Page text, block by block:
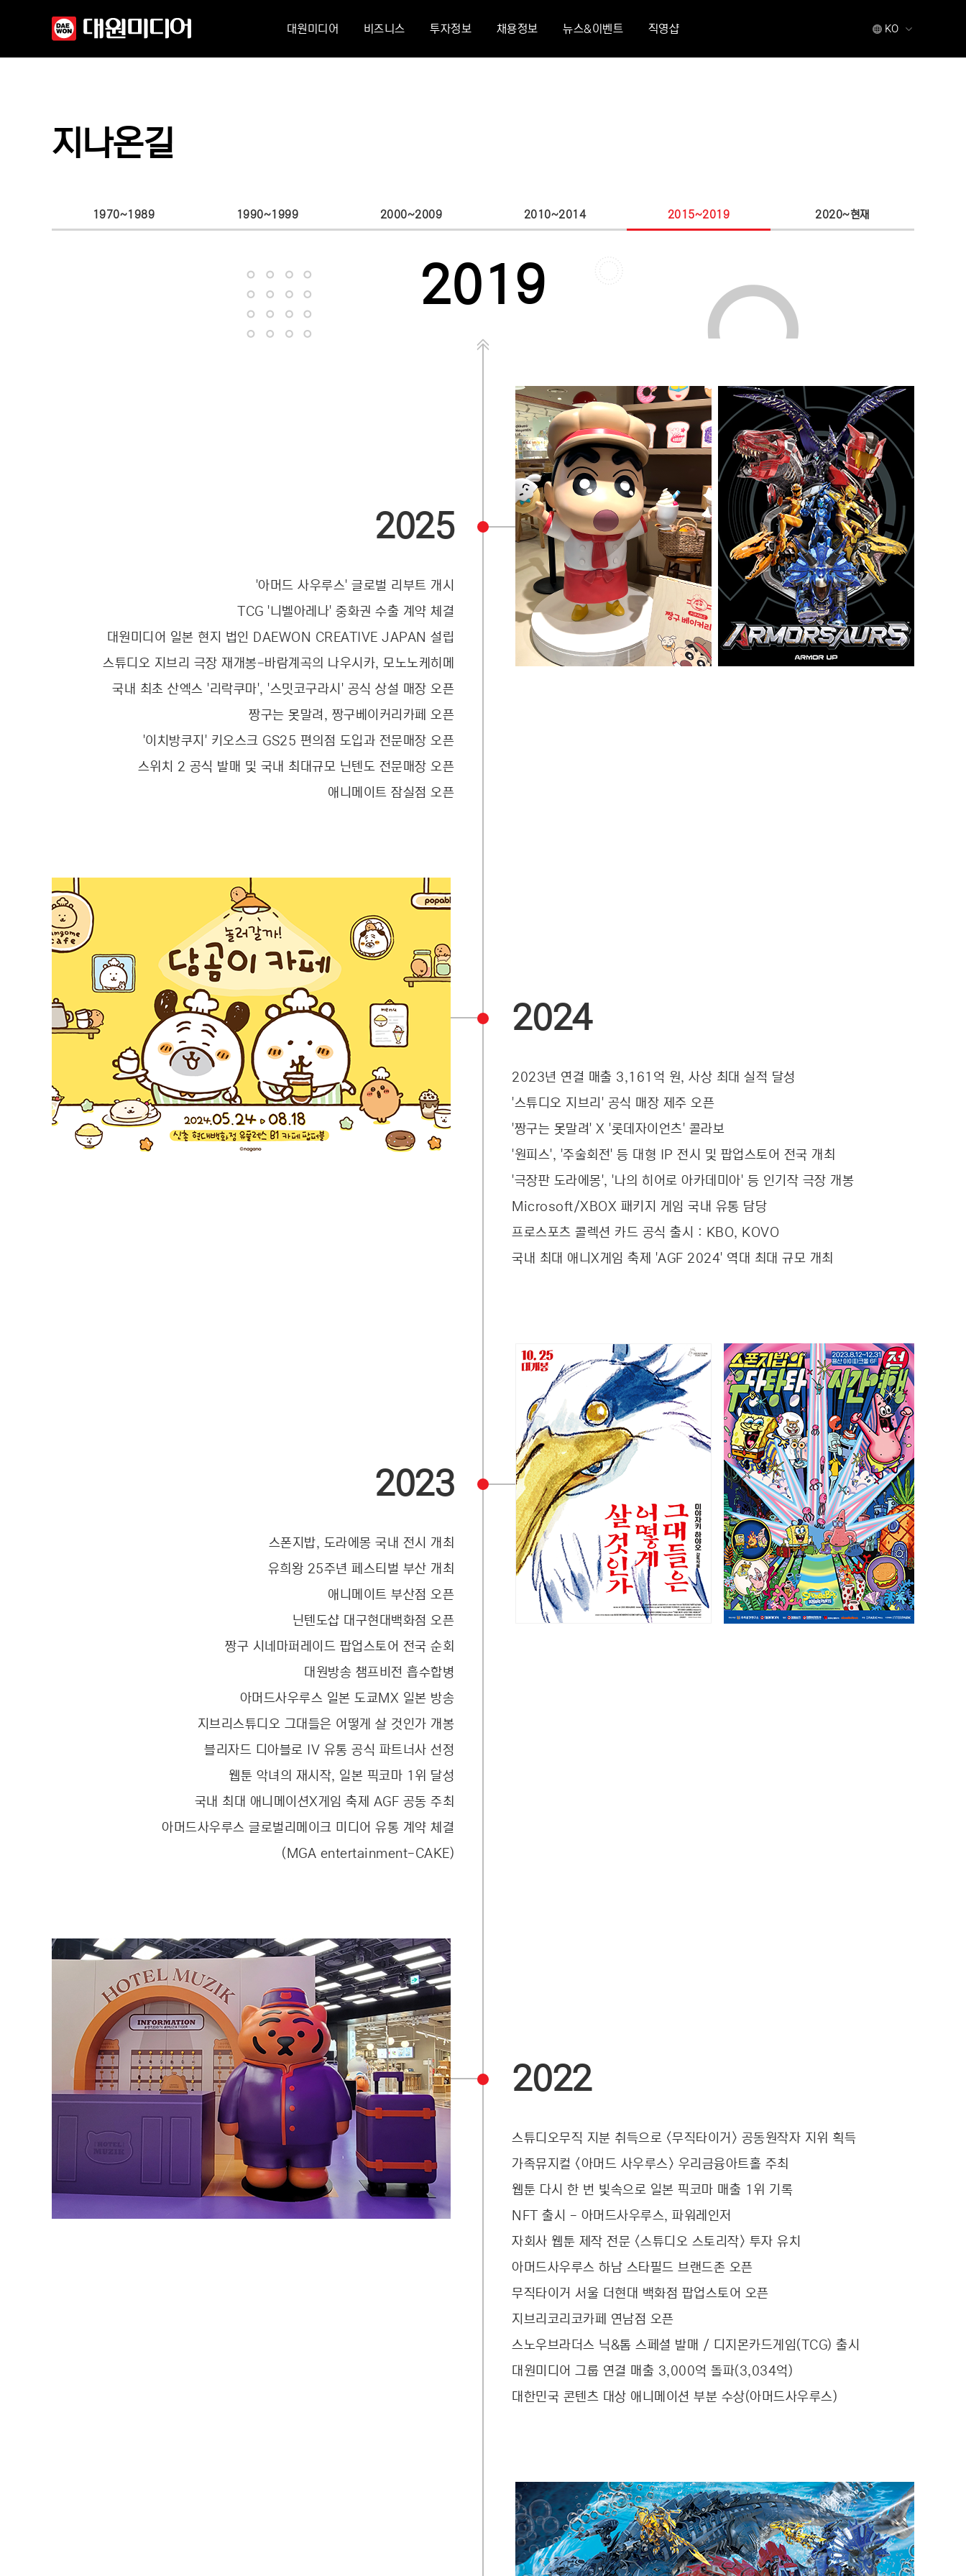
대원미디어 비즈니스 투자정보 채용정보 뉴스&이벤트 직영샵 KO
지나온길
1970~1989 1990~1999 2000~2009 2010~2014 2015~2019 2020~현재
.
1
2
7
8
9
+
0
1
5
6
7
8
9
,
0
1
2
6
4
8
9
2025
'아머드 사우루스' 글로벌 리부트 개시
TCG '니벨아레나' 중화권 수출 계약 체결
대원미디어 일본 현지 법인 DAEWON CREATIVE JAPAN 설립
스튜디오 지브리 극장 재개봉-바람계곡의 나우시카, 모노노케히메
국내 최초 산엑스 '리락쿠마', '스밋코구라시' 공식 상설 매장 오픈
짱구는 못말려, 짱구베이커리카페 오픈
'이치방쿠지' 키오스크 GS25 편의점 도입과 전문매장 오픈
스위치 2 공식 발매 및 국내 최대규모 닌텐도 전문매장 오픈
애니메이트 잠실점 오픈
2024
2023년 연결 매출 3,161억 원, 사상 최대 실적 달성
'스튜디오 지브리' 공식 매장 제주 오픈
'짱구는 못말려' X '롯데자이언츠' 콜라보
'원피스', '주술회전' 등 대형 IP 전시 및 팝업스토어 전국 개최
'극장판 도라에몽', '나의 히어로 아카데미아' 등 인기작 극장 개봉
Microsoft/XBOX 패키지 게임 국내 유통 담당
프로스포츠 콜렉션 카드 공식 출시 : KBO, KOVO
국내 최대 애니X게임 축제 'AGF 2024' 역대 최대 규모 개최
2023
스폰지밥, 도라에몽 국내 전시 개최
유희왕 25주년 페스티벌 부산 개최
애니메이트 부산점 오픈
닌텐도샵 대구현대백화점 오픈
짱구 시네마퍼레이드 팝업스토어 전국 순회
대원방송 챔프비전 흡수합병
아머드사우루스 일본 도쿄MX 일본 방송
지브리스튜디오 그대들은 어떻게 살 것인가 개봉
블리자드 디아블로 IV 유통 공식 파트너사 선정
웹툰 악녀의 재시작, 일본 픽코마 1위 달성
국내 최대 애니메이션X게임 축제 AGF 공동 주최
아머드사우루스 글로벌리메이크 미디어 유통 계약 체결
(MGA entertainment-CAKE)
2022
스튜디오무직 지분 취득으로 <무직타이거> 공동원작자 지위 획득
가족뮤지컬 <아머드 사우루스> 우리금융아트홀 주최
웹툰 다시 한 번 빛속으로 일본 픽코마 매출 1위 기록
NFT 출시 - 아머드사우루스, 파워레인저
자회사 웹툰 제작 전문 <스튜디오 스토리작> 투자 유치
아머드사우루스 하남 스타필드 브랜드존 오픈
무직타이거 서울 더현대 백화점 팝업스토어 오픈
지브리코리코카페 연남점 오픈
스노우브라더스 닉&톰 스페셜 발매 / 디지몬카드게임(TCG) 출시
대원미디어 그룹 연결 매출 3,000억 돌파(3,034억)
대한민국 콘텐츠 대상 애니메이션 부분 수상(아머드사우루스)